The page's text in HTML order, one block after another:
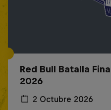
Red Bull Batalla
2026
2 Octubre 2026